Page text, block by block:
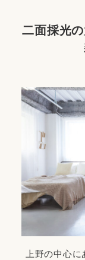
二面採光
上野の中心